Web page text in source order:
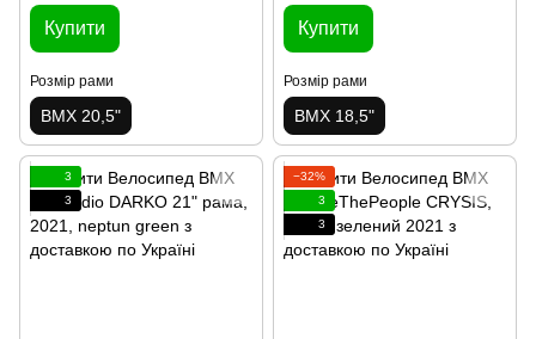
Купити
Розмір рами
BMX 20,5"
Купити
Розмір рами
BMX 18,5"
3
3
−32%
3
3